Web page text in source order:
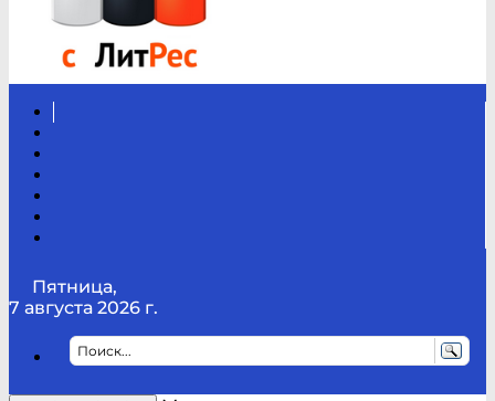
Пятница,
7 августа 2026 г.